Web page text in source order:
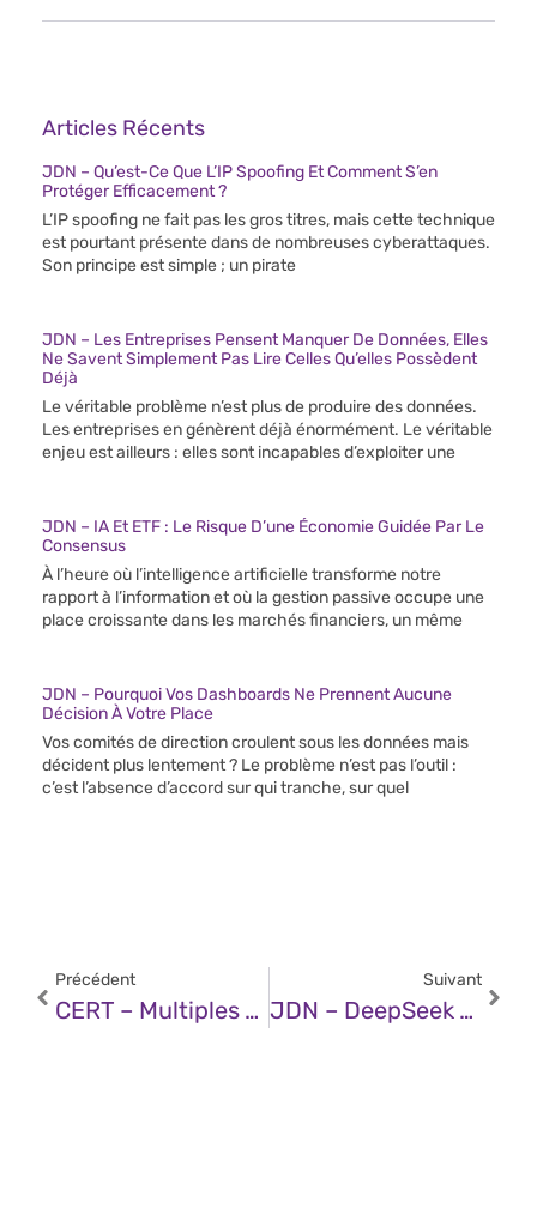
Articles Récents
JDN – Qu’est-Ce Que L’IP Spoofing Et Comment S’en
Protéger Efficacement ?
L’IP spoofing ne fait pas les gros titres, mais cette technique
est pourtant présente dans de nombreuses cyberattaques.
Son principe est simple ; un pirate
JDN – Les Entreprises Pensent Manquer De Données, Elles
Ne Savent Simplement Pas Lire Celles Qu’elles Possèdent
Déjà
Le véritable problème n’est plus de produire des données.
Les entreprises en génèrent déjà énormément. Le véritable
enjeu est ailleurs : elles sont incapables d’exploiter une
JDN – IA Et ETF : Le Risque D’une Économie Guidée Par Le
Consensus
À l’heure où l’intelligence artificielle transforme notre
rapport à l’information et où la gestion passive occupe une
place croissante dans les marchés financiers, un même
JDN – Pourquoi Vos Dashboards Ne Prennent Aucune
Décision À Votre Place
Vos comités de direction croulent sous les données mais
décident plus lentement ? Le problème n’est pas l’outil :
c’est l’absence d’accord sur qui tranche, sur quel
Précédent
CERT – Multiples Vulnérabilités Dans Juniper Secure Analytics (27 Janvier 2025)
Suivant
JDN – DeepSeek V3 Et R1 : Deux IA Chinoise Qui En Imposent, Même Aux Meilleurs